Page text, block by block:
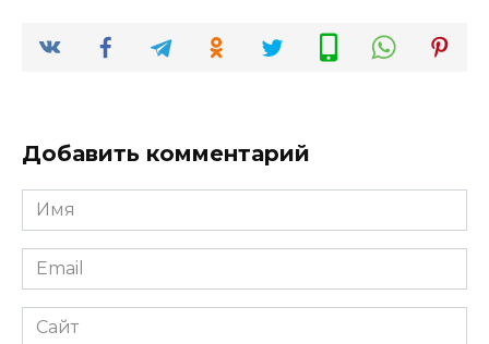
Добавить комментарий
Имя
*
Email
*
Сайт